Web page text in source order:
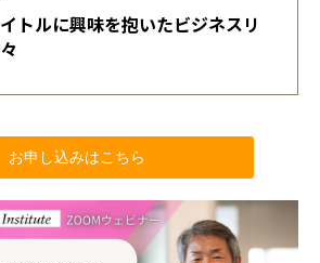
トルに興味を抱いたビジネスリ
お申し込みはこちら